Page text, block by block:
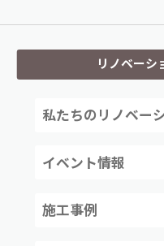
リノベーシ
私たちのリノベー
イベント情報
施工事例